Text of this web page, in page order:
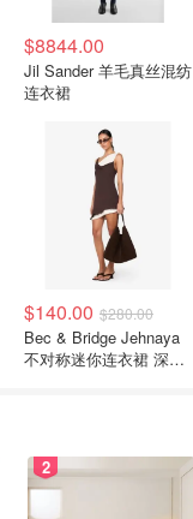
$8844.00
Jil Sander 羊毛真丝混纺
连衣裙
$140.00 $280.00
Bec & Bridge Jehnaya
不对称迷你连衣裙 深棕
2